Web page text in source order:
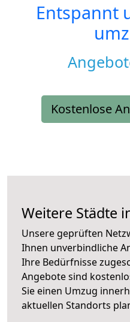
Entspannt
Kostenlose
Weitere Städte
Unsere geprüften
Ihnen unverbindliche
Ihre Bedürfnisse
Angebote sind
Sie einen Umzug
aktuellen Standorts